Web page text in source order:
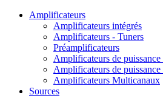
Amplificateurs
Amplificateurs intégrés
Amplificateurs - Tuners
Préamplificateurs
Amplificateurs de puissance
Amplificateurs de
Amplificateurs Multicanaux
Sources